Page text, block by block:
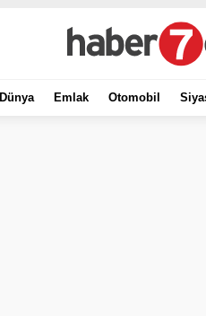
Dünya Emlak Otomobil